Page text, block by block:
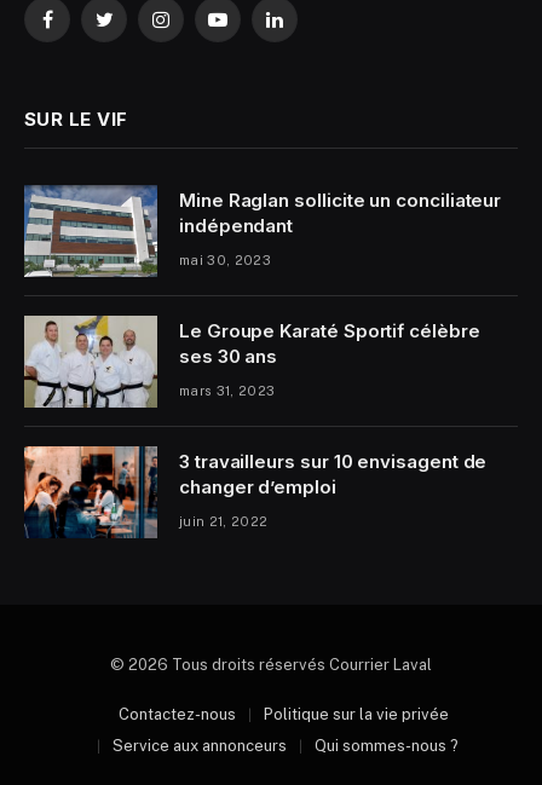
FacebookTwitterInstagramYouTubeLinkedIn
SUR LE VIF
Mine Raglan sollicite un conciliateur
indépendant
mai 30, 2023
Le Groupe Karaté Sportif célèbre
ses 30 ans
mars 31, 2023
3 travailleurs sur 10 envisagent de
changer d’emploi
juin 21, 2022
© 2026 Tous droits réservés Courrier Laval
Contactez-nous
Politique sur la vie privée
Service aux annonceurs
Qui sommes-nous ?